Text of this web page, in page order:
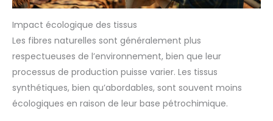
Impact écologique des tissus
Les fibres naturelles sont généralement plus
respectueuses de l’environnement, bien que leur
processus de production puisse varier. Les tissus
synthétiques, bien qu’abordables, sont souvent moins
écologiques en raison de leur base pétrochimique.